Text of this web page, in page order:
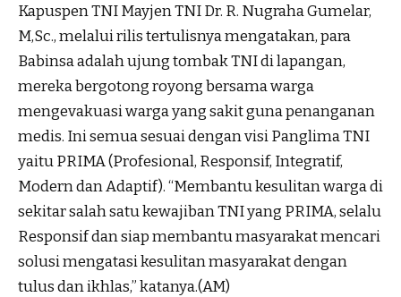
Kapuspen TNI Mayjen TNI Dr. R. Nugraha Gumelar,
M,Sc., melalui rilis tertulisnya mengatakan, para
Babinsa adalah ujung tombak TNI di lapangan,
mereka bergotong royong bersama warga
mengevakuasi warga yang sakit guna penanganan
medis. Ini semua sesuai dengan visi Panglima TNI
yaitu PRIMA (Profesional, Responsif, Integratif,
Modern dan Adaptif). “Membantu kesulitan warga di
sekitar salah satu kewajiban TNI yang PRIMA, selalu
Responsif dan siap membantu masyarakat mencari
solusi mengatasi kesulitan masyarakat dengan
tulus dan ikhlas,” katanya.(AM)